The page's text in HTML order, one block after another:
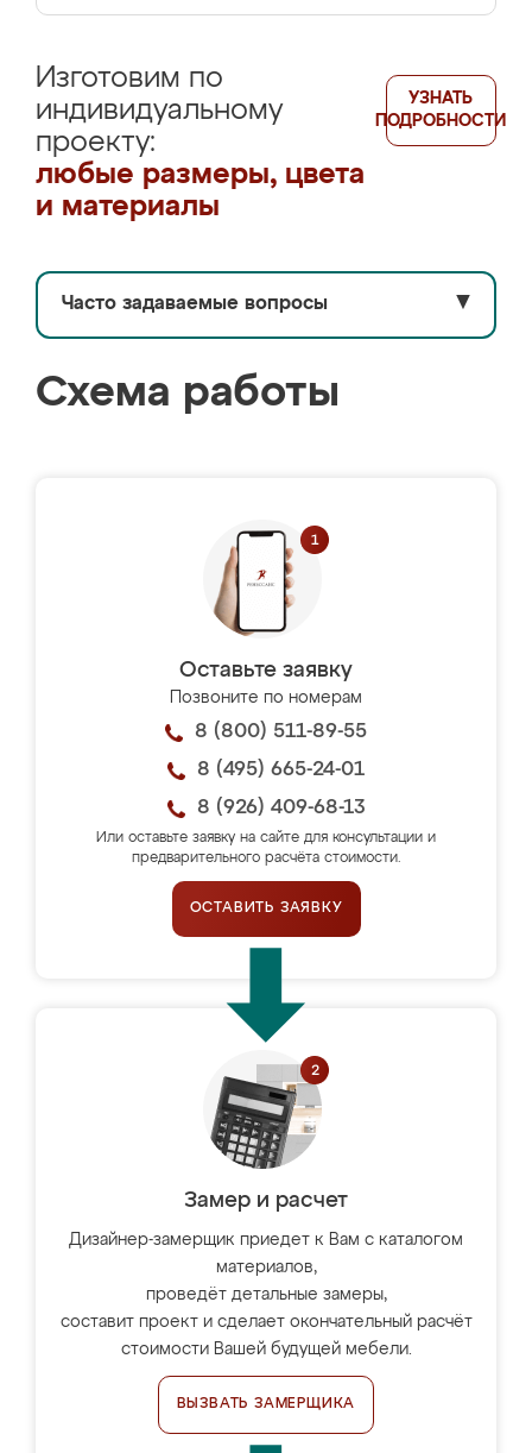
Изготовим по
индивидуальному
проекту:
любые размеры, цвета
и материалы
УЗНАТЬ
ПОДРОБНОСТИ
Часто задаваемые вопросы ▼
Схема работы
Оставьте заявку
Позвоните по номерам
8 (800) 511-89-55
8 (495) 665-24-01
8 (926) 409-68-13
Или оставьте заявку на сайте для консультации и
предварительного расчёта стоимости.
ОСТАВИТЬ ЗАЯВКУ
Замер и расчет
Дизайнер-замерщик приедет к Вам с каталогом
материалов,
проведёт детальные замеры,
составит проект и сделает окончательный расчёт
стоимости Вашей будущей мебели.
ВЫЗВАТЬ ЗАМЕРЩИКА